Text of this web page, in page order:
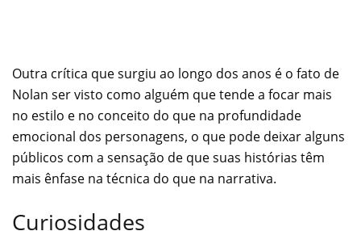
Outra crítica que surgiu ao longo dos anos é o fato de
Nolan ser visto como alguém que tende a focar mais
no estilo e no conceito do que na profundidade
emocional dos personagens, o que pode deixar alguns
públicos com a sensação de que suas histórias têm
mais ênfase na técnica do que na narrativa.
Curiosidades